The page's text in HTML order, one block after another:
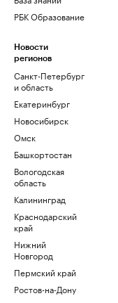
РБК Образование
Новости
регионов
Санкт-Петербург
и область
Екатеринбург
Новосибирск
Омск
Башкортостан
Вологодская
область
Калининград
Краснодарский
край
Нижний
Новгород
Пермский край
Ростов-на-Дону